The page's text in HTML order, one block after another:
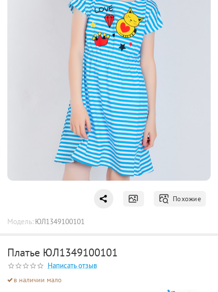
Похожие
Модель: ЮЛ1349100101
Платье ЮЛ1349100101
Написать отзыв
в наличии мало